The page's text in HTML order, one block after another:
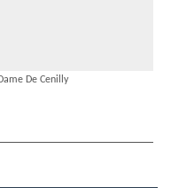
De Cenilly